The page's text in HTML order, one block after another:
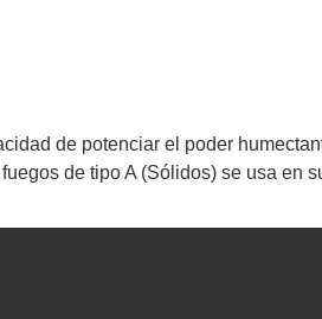
de potenciar el poder
de tipo A (Sólidos) se usa en